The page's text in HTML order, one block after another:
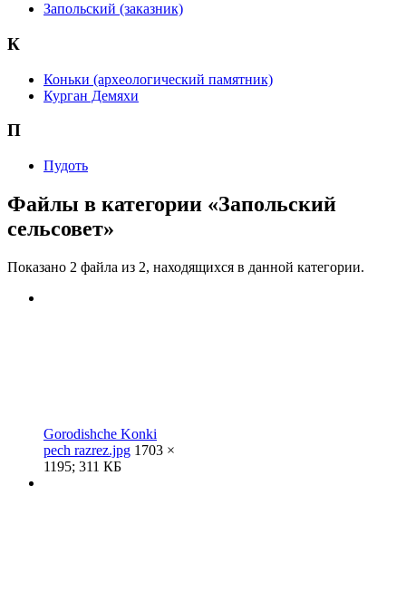
Запольский (заказник)
К
Коньки (археологический памятник)
Курган Демяхи
П
Пудоть
Файлы в категории «Запольский
сельсовет»
Показано 2 файла из 2, находящихся в данной категории.
Gorodishche Konki
pech razrez.jpg 1703 ×
1195; 311 КБ